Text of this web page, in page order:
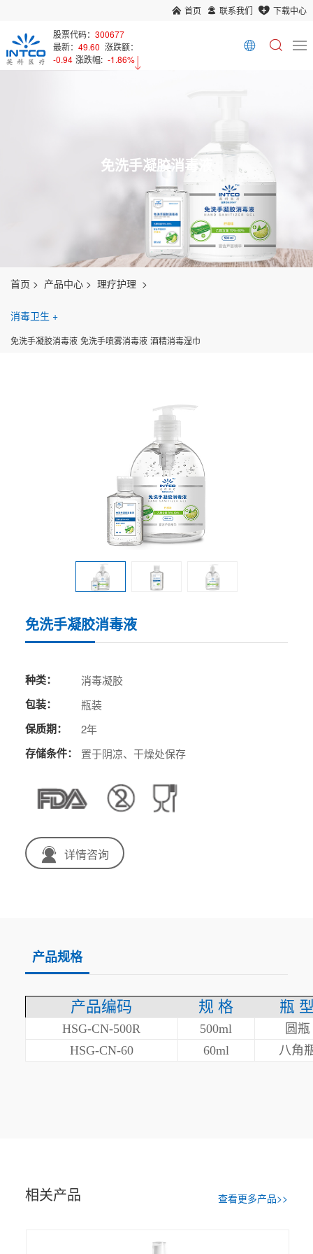
首页 联系我们
下载中心
股票代码：300677
最新：49.60 涨跌额：
-0.94 涨跌幅: -1.86%
免洗手凝胶消毒液
首页 产品中心 理疗护理
消毒卫生
免洗手凝胶消毒液 免洗手喷雾消毒液 酒精消毒湿巾
免洗手凝胶消毒液
种类： 消毒凝胶
包装： 瓶装
保质期： 2年
存储条件： 置于阴凉、干燥处保存
详情咨询
产品规格
产品编码 规 格 瓶
HSG-CN-500R 500ml
圆瓶
HSG-CN-60
60ml 八角
相关产品 查看更多产品>>